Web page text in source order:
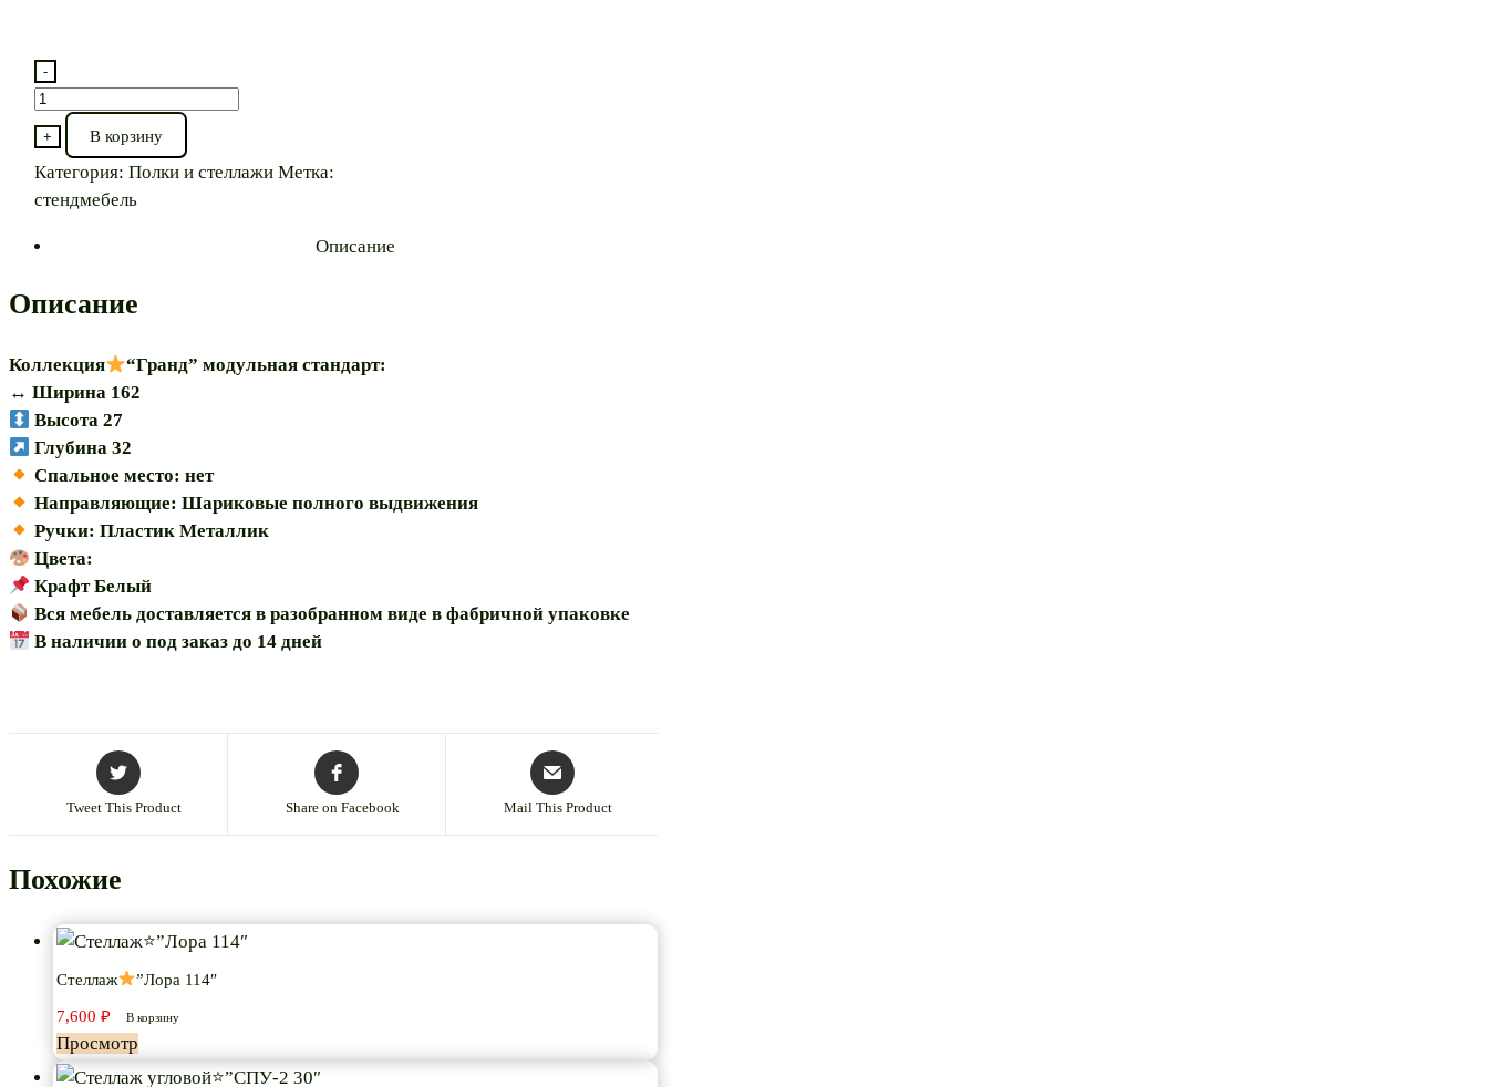
-
Количество
товара
Полка
”Гранд
модульная
+ В корзину
Категория:Полки и стеллажи Метка:
стендмебель
Описание
Описание
Коллекция
“Гранд” модульная стандарт:
↔️ Ширина 162
Высота 27
Глубина 32
Спальное место: нет
Направляющие: Шариковые полного выдвижения
Ручки: Пластик Металлик
Цвета:
Крафт Белый
Вся мебель доставляется в разобранном виде в фабричной упаковке
В наличии о под заказ до 14 дней
Tweet This Product Share on Facebook Mail This Product
Похожие
Стеллаж ”Лора 114″
7,600 ₽ В корзину
Просмотр